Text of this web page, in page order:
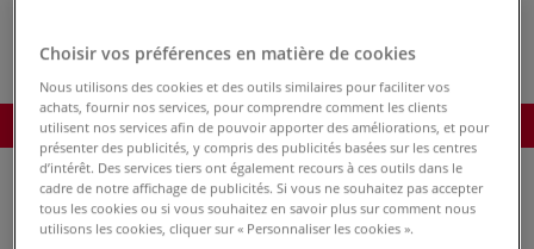
Commander le produit
Réf.84946
Choisir vos préférences en matière de cookies
Nous utilisons des cookies et des outils similaires pour faciliter vos
achats, fournir nos services, pour comprendre comment les clients
utilisent nos services afin de pouvoir apporter des améliorations, et pour
présenter des publicités, y compris des publicités basées sur les centres
d’intérêt. Des services tiers ont également recours à ces outils dans le
cadre de notre affichage de publicités. Si vous ne souhaitez pas accepter
tous les cookies ou si vous souhaitez en savoir plus sur comment nous
utilisons les cookies, cliquer sur « Personnaliser les cookies ».